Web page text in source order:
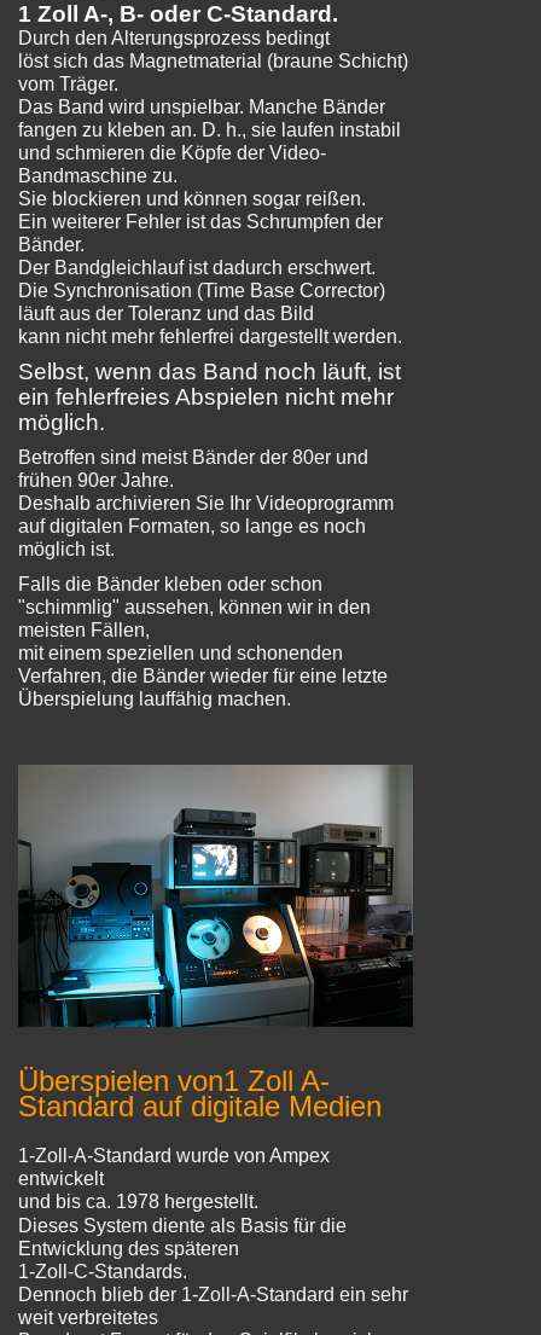
1 Zoll A-, B- oder C-Standard.
Durch den Alterungsprozess bedingt
löst sich das Magnetmaterial (braune Schicht)
vom Träger.
Das Band wird unspielbar. Manche Bänder
fangen zu kleben an. D. h., sie laufen instabil
und schmieren die Köpfe der Video-
Bandmaschine zu.
Sie blockieren und können sogar reißen.
Ein weiterer Fehler ist das Schrumpfen der
Bänder.
Der Bandgleichlauf ist dadurch erschwert.
Die Synchronisation (Time Base Corrector)
läuft aus der Toleranz und das Bild
kann nicht mehr fehlerfrei dargestellt werden.
Selbst, wenn das Band noch läuft, ist
ein fehlerfreies Abspielen nicht mehr
möglich.
Betroffen sind meist Bänder der 80er und
frühen 90er Jahre.
Deshalb archivieren Sie Ihr Videoprogramm
auf digitalen Formaten, so lange es noch
möglich ist.
Falls die Bänder kleben oder schon
"schimmlig" aussehen, können wir in den
meisten Fällen,
mit einem speziellen und schonenden
Verfahren, die Bänder wieder für eine letzte
Überspielung lauffähig machen.
Überspielen von1 Zoll A-
Standard auf digitale Medien
1-Zoll-A-Standard wurde von Ampex
entwickelt
und bis ca. 1978 hergestellt.
Dieses System diente als Basis für die
Entwicklung des späteren
1-Zoll-C-Standards.
Dennoch blieb der 1-Zoll-A-Standard ein sehr
weit verbreitetes